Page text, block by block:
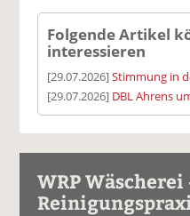
Folgende Artikel
interessieren
[29.07.2026]Stimmung in
[29.07.2026] DBL Ahrens
WRP Wäscherei